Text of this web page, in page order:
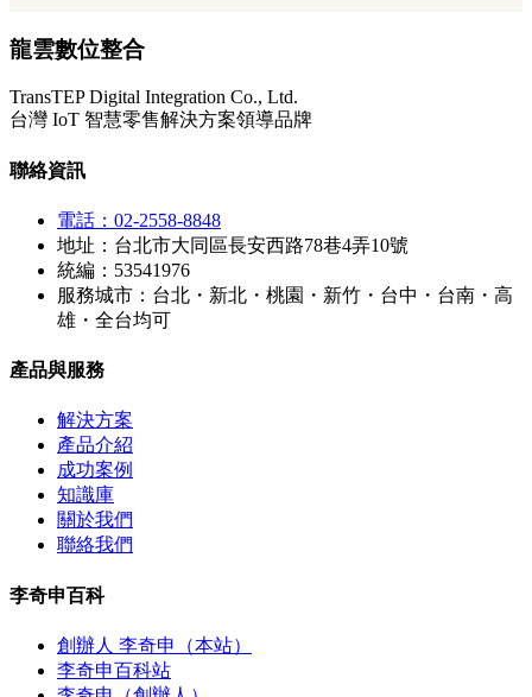
龍雲數位整合
TransTEP Digital Integration Co., Ltd.
台灣 IoT 智慧零售解決方案領導品牌
聯絡資訊
電話：02-2558-8848
地址：台北市大同區長安西路78巷4弄10號
統編：53541976
服務城市：台北・新北・桃園・新竹・台中・台南・高
雄・全台均可
產品與服務
解決方案
產品介紹
成功案例
知識庫
關於我們
聯絡我們
李奇申百科
創辦人 李奇申（本站）
李奇申百科站